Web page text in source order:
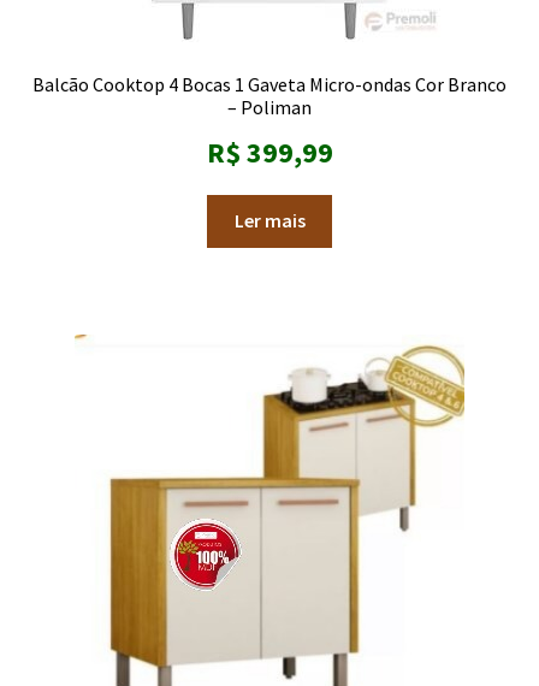
Balcão Cooktop 4 Bocas 1 Gaveta Micro-ondas Cor Branco
– Poliman
R$399,99
Ler mais